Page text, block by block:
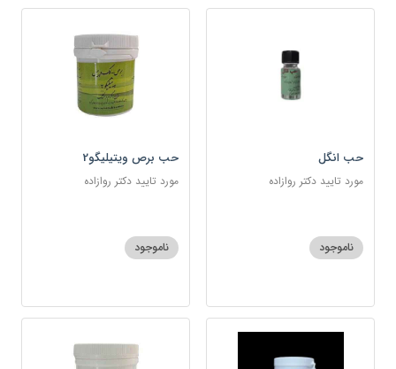
حب انگل
مورد تایید دکتر روازاده
ناموجود
حب برص ویتیلیگو2
مورد تایید دکتر روازاده
ناموجود